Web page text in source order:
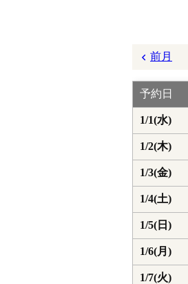
前月
予約日
1/1(水)
1/2(木)
1/3(金)
1/4(土)
1/5(日)
1/6(月)
1/7(火)